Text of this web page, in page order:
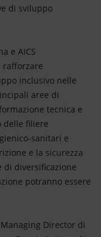
di sviluppo
e AICS
rafforzare
inclusivo nelle
aree di
tecnica e
delle filiere
sanitari e
e la sicurezza
di diversificazione
potranno essere
Director di